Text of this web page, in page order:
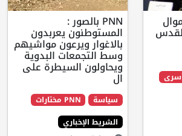
المستوطنون يعربدون
بالاغوار ويرعون مواشيهم
وسط التجمعات البدوية
ويحاولون السيطرة على
ال
PNN مختارات
الشريط الإخباري